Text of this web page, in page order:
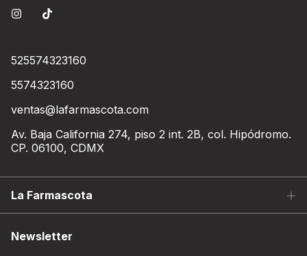
525574323160
5574323160
ventas@lafarmascota.com
Av. Baja California 274, piso 2 int. 2B, col. Hipódromo.
CP. 06100, CDMX
La Farmascota
Newsletter